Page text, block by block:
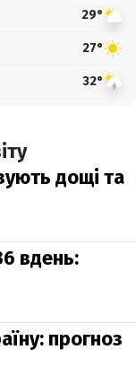
29°
27°
32°
дощі та
вдень:
прогноз